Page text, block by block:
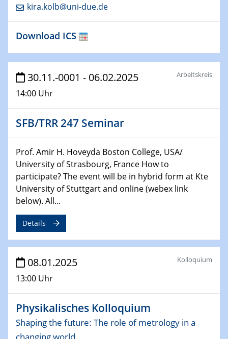
15.01.2025
Physikalisches Kolloquium
Make it and break it: Contact and Cracks at soft
interfaces
HyMission Short Talks
29.01.2025
Physikalisches Kolloquium
Decoding mRNA translation: Computational and
experimental approaches to understanding gene
expression
29.01.2025
GDCh Kolloquium
The Cation Shuffle
WIN & CENIDE Seminar Series on 2D-
MATURE
30.01.2025
Talk Prof. Erwin Reisner
kira.kolb@uni-due.de
Download ICS
30.11.-0001 - 06.02.2025
14:00 Uhr
Arbeitskreis
SFB/TRR 247 Seminar
Prof. Amir H. Hoveyda Boston College, USA/
University of Strasbourg, France How to
participate? The event will be in hybrid form at Kte
University of Stuttgart and online (webex link
below). All...
Details
08.01.2025
13:00 Uhr
Kolloquium
Physikalisches Kolloquium
Shaping the future: The role of metrology in a
changing world